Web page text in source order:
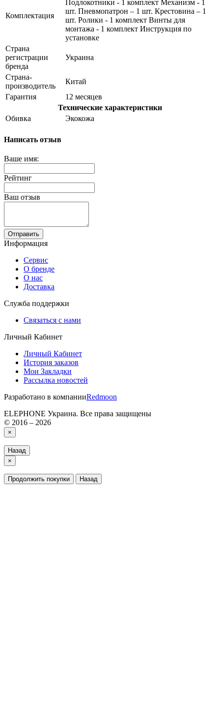
Комплектация
Подлокотники - 1 комплект Механизм - 1
шт. Пневмопатрон – 1 шт. Крестовина – 1
шт. Ролики - 1 комплект Винты для
монтажа - 1 комплект Инструкция по
установке
Страна
регистрации
бренда
Украина
Страна-
производитель
Китай
Гарантия
12 месяцев
Технические характеристики
Обивка
Экокожа
Написать отзыв
Ваше имя:
Рейтинг
Ваш отзыв
Отправить
Информация
Сервис
О бренде
О нас
Доставка
Служба поддержки
Связаться с нами
Личный Кабинет
Личный Кабинет
История заказов
Мои Закладки
Рассылка новостей
Разработано в компанииRedmoon
ELEPHONE Украина. Все права защищены
© 2016 – 2026
×
Назад
×
Продолжить покупки Назад